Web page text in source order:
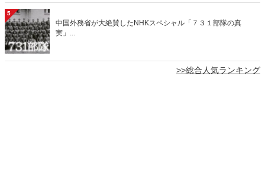
5
中国外務省が大絶賛したNHKスペシャル「７３１部隊の真
実」...
>>総合人気ランキング